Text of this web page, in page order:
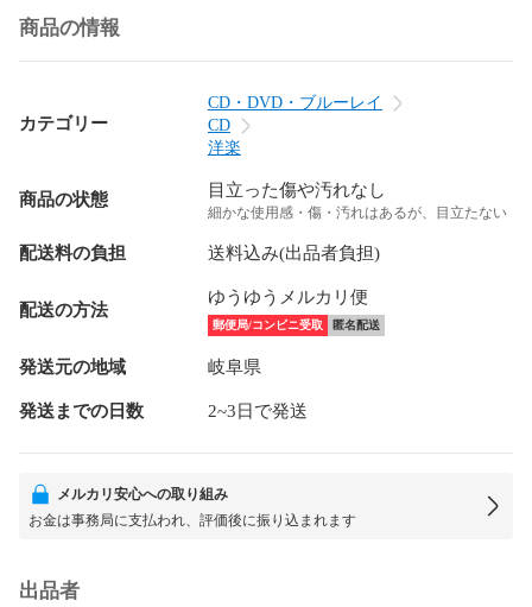
商品の情報
カテゴリー
CD・DVD・ブルーレイ
CD
洋楽
商品の状態 目立った傷や汚れなし
細かな使用感・傷・汚れはあるが、目立たない
配送料の負担 送料込み(出品者負担)
配送の方法
ゆうゆうメルカリ便
郵便局/コンビニ受取 匿名配送
発送元の地域 岐阜県
発送までの日数 2~3日で発送
メルカリ安心への取り組み
お金は事務局に支払われ、評価後に振り込まれます
出品者